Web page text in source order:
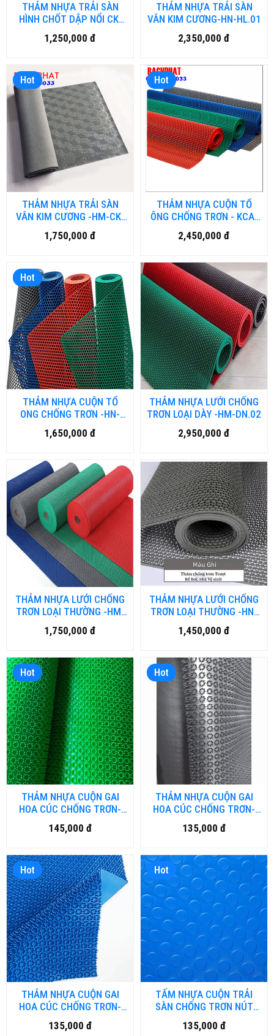
THẢM NHỰA TRẢI SÀN
HÌNH CHỐT DẬP NỔI CK-
HM.01
1,250,000 đ
THẢM NHỰA TRẢI SÀN
VÂN KIM CƯƠNG-HN-HL.01
2,350,000 đ
Hot
THẢM NHỰA TRẢI SÀN
VÂN KIM CƯƠNG -HM-CK-
01
1,750,000 đ
Hot
THẢM NHỰA CUỘN TỔ
ÔNG CHỐNG TRƠN - KCA-
HM-DN.01
2,450,000 đ
Hot
THẢM NHỰA CUỘN TỔ
ONG CHỐNG TRƠN -HN-
NH-DN.01
1,650,000 đ
THẢM NHỰA LƯỚI CHỐNG
TRƠN LOẠI DÀY -HM-DN.02
2,950,000 đ
THẢM NHỰA LƯỚI CHỐNG
TRƠN LOẠI THƯỜNG -HM-
DN.01
1,750,000 đ
THẢM NHỰA LƯỚI CHỐNG
TRƠN LOẠI THƯỜNG -HN-
DN.01
1,450,000 đ
Hot
THẢM NHỰA CUỘN GAI
HOA CÚC CHỐNG TRƠN-
DN.01
145,000 đ
Hot
THẢM NHỰA CUỘN GAI
HOA CÚC CHỐNG TRƠN-
HN.DN
135,000 đ
Hot
THẢM NHỰA CUỘN GAI
HOA CÚC CHỐNG TRƠN-
HCM.DN
135,000 đ
Hot
TẤM NHỰA CUỘN TRẢI
SÀN CHỐNG TRƠN NÚT
TRÒN KHỔ 1.2M x 18M -
HCM.DN-01
135,000 đ